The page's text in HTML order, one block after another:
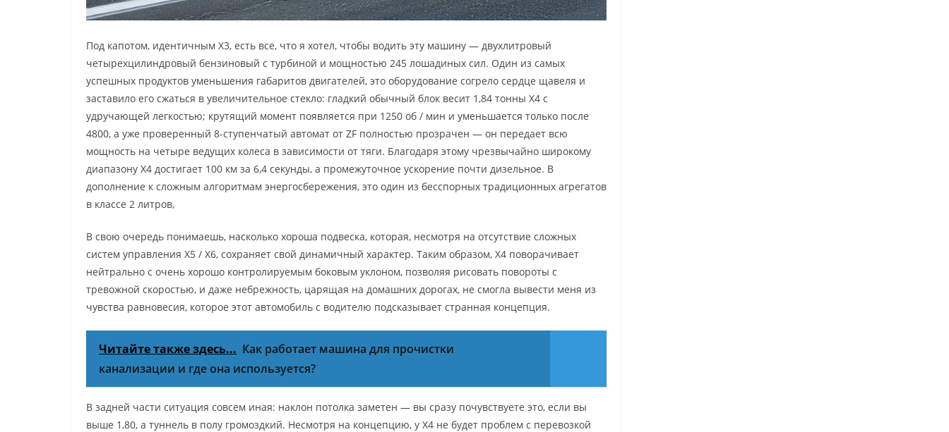
Под капотом, идентичным X3, есть все, что я хотел, чтобы водить эту машину — двухлитровый
четырехцилиндровый бензиновый с турбиной и мощностью 245 лошадиных сил. Один из самых
успешных продуктов уменьшения габаритов двигателей, это оборудование согрело сердце щавеля и
заставило его сжаться в увеличительное стекло: гладкий обычный блок весит 1,84 тонны X4 с
удручающей легкостью; крутящий момент появляется при 1250 об / мин и уменьшается только после
4800, а уже проверенный 8-ступенчатый автомат от ZF полностью прозрачен — он передает всю
мощность на четыре ведущих колеса в зависимости от тяги. Благодаря этому чрезвычайно широкому
диапазону X4 достигает 100 км за 6,4 секунды, а промежуточное ускорение почти дизельное. В
дополнение к сложным алгоритмам энергосбережения, это один из бесспорных традиционных агрегатов
в классе 2 литров,
В свою очередь понимаешь, насколько хороша подвеска, которая, несмотря на отсутствие сложных
систем управления X5 / X6, сохраняет свой динамичный характер. Таким образом, X4 поворачивает
нейтрально с очень хорошо контролируемым боковым уклоном, позволяя рисовать повороты с
тревожной скоростью, и даже небрежность, царящая на домашних дорогах, не смогла вывести меня из
чувства равновесия, которое этот автомобиль с водителю подсказывает странная концепция.
Читайте также здесь... Как работает машина для прочистки
канализации и где она используется?
В задней части ситуация совсем иная: наклон потолка заметен — вы сразу почувствуете это, если вы
выше 1,80, а туннель в полу громоздкий. Несмотря на концепцию, у X4 не будет проблем с перевозкой